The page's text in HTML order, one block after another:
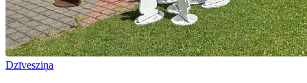
Dzīvesziņa